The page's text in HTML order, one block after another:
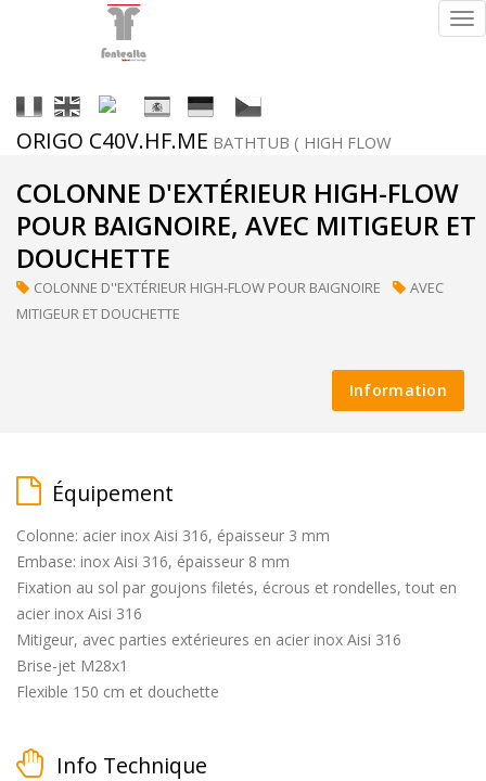
ral
(sur
matt
black
ORIGO C40V.HF.ME BATHTUB ( HIGH FLOW
COLONNE D'EXTÉRIEUR HIGH-FLOW
POUR BAIGNOIRE, AVEC MITIGEUR ET
DOUCHETTE
COLONNE D''EXTÉRIEUR HIGH-FLOW POUR BAIGNOIRE
AVEC
MITIGEUR ET DOUCHETTE
Information
Équipement
Colonne: acier inox Aisi 316, épaisseur 3 mm
Embase: inox Aisi 316, épaisseur 8 mm
Fixation au sol par goujons filetés, écrous et rondelles, tout en
acier inox Aisi 316
Mitigeur, avec parties extérieures en acier inox Aisi 316
Brise-jet M28x1
Flexible 150 cm et douchette
Info Technique